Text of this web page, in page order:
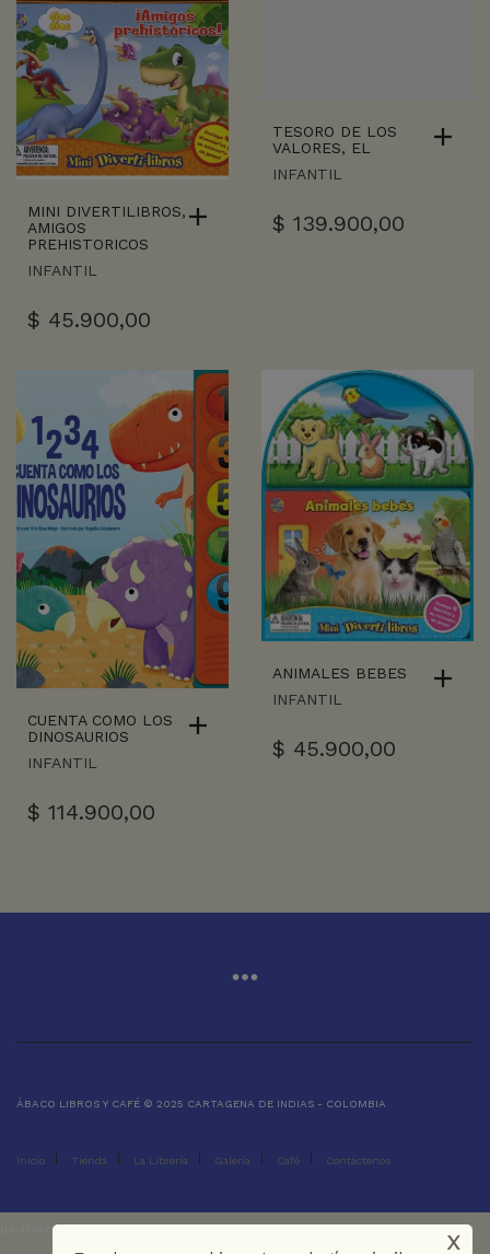
MINI DIVERTILIBROS,
AMIGOS
PREHISTORICOS
INFANTIL
$ 45.900,00
TESORO DE LOS
VALORES, EL
INFANTIL
$ 139.900,00
CUENTA COMO LOS
DINOSAURIOS
INFANTIL
$ 114.900,00
ANIMALES BEBES
INFANTIL
$ 45.900,00
ÁBACO LIBROS Y CAFÉ © 2025 CARTAGENA DE INDIAS - COLOMBIA
Inicio Tienda La Librería Galería Café Contáctenos
UA-151973273-1 x